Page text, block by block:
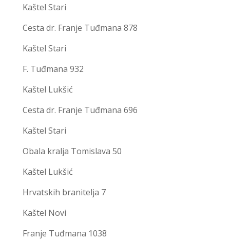
Kaštel Stari
Cesta dr. Franje Tuđmana 878
Kaštel Stari
F. Tuđmana 932
Kaštel Lukšić
Cesta dr. Franje Tuđmana 696
Kaštel Stari
Obala kralja Tomislava 50
Kaštel Lukšić
Hrvatskih branitelja 7
Kaštel Novi
Franje Tuđmana 1038